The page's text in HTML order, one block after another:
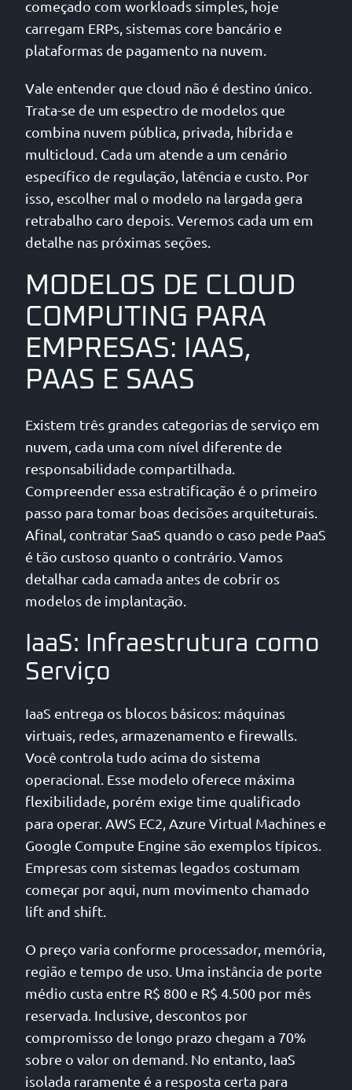
começado com workloads simples, hoje
carregam ERPs, sistemas core bancário e
plataformas de pagamento na nuvem.
Vale entender que cloud não é destino único.
Trata-se de um espectro de modelos que
combina nuvem pública, privada, híbrida e
multicloud. Cada um atende a um cenário
específico de regulação, latência e custo. Por
isso, escolher mal o modelo na largada gera
retrabalho caro depois. Veremos cada um em
detalhe nas próximas seções.
MODELOS DE CLOUD
COMPUTING PARA
EMPRESAS: IAAS,
PAAS E SAAS
Existem três grandes categorias de serviço em
nuvem, cada uma com nível diferente de
responsabilidade compartilhada.
Compreender essa estratificação é o primeiro
passo para tomar boas decisões arquiteturais.
Afinal, contratar SaaS quando o caso pede PaaS
é tão custoso quanto o contrário. Vamos
detalhar cada camada antes de cobrir os
modelos de implantação.
IaaS: Infraestrutura como
Serviço
IaaS entrega os blocos básicos: máquinas
virtuais, redes, armazenamento e firewalls.
Você controla tudo acima do sistema
operacional. Esse modelo oferece máxima
flexibilidade, porém exige time qualificado
para operar. AWS EC2, Azure Virtual Machines e
Google Compute Engine são exemplos típicos.
Empresas com sistemas legados costumam
começar por aqui, num movimento chamado
lift and shift.
O preço varia conforme processador, memória,
região e tempo de uso. Uma instância de porte
médio custa entre R$ 800 e R$ 4.500 por mês
reservada. Inclusive, descontos por
compromisso de longo prazo chegam a 70%
sobre o valor on demand. No entanto, IaaS
isolada raramente é a resposta certa para